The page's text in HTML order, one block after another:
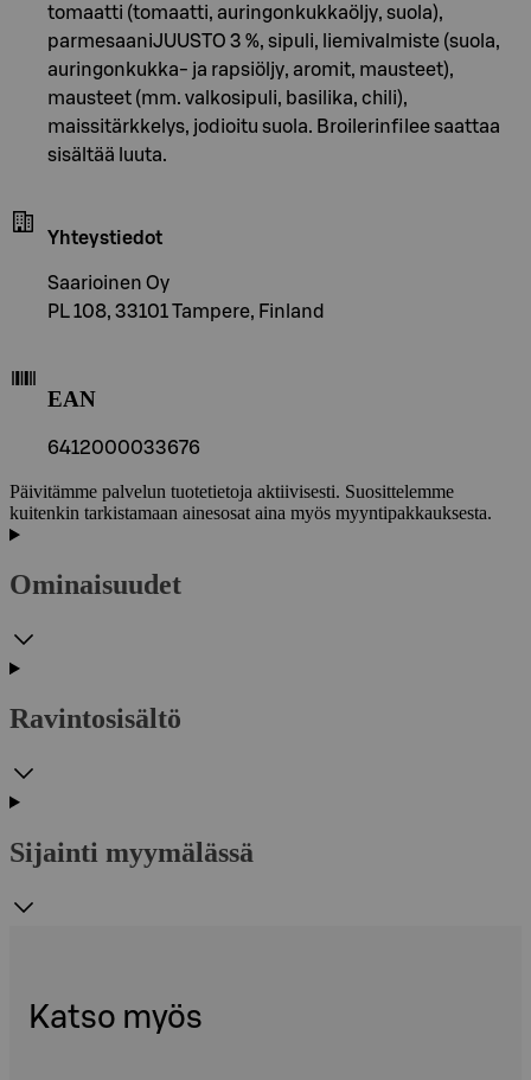
tomaatti (tomaatti, auringonkukkaöljy, suola),
parmesaaniJUUSTO 3 %, sipuli, liemivalmiste (suola,
auringonkukka- ja rapsiöljy, aromit, mausteet),
mausteet (mm. valkosipuli, basilika, chili),
maissitärkkelys, jodioitu suola. Broilerinfilee saattaa
sisältää luuta.
Yhteystiedot
Saarioinen Oy
PL 108, 33101 Tampere, Finland
EAN
6412000033676
Päivitämme palvelun tuotetietoja aktiivisesti. Suosittelemme
kuitenkin tarkistamaan ainesosat aina myös myyntipakkauksesta.
Ominaisuudet
Ravintosisältö
Sijainti myymälässä
Katso myös